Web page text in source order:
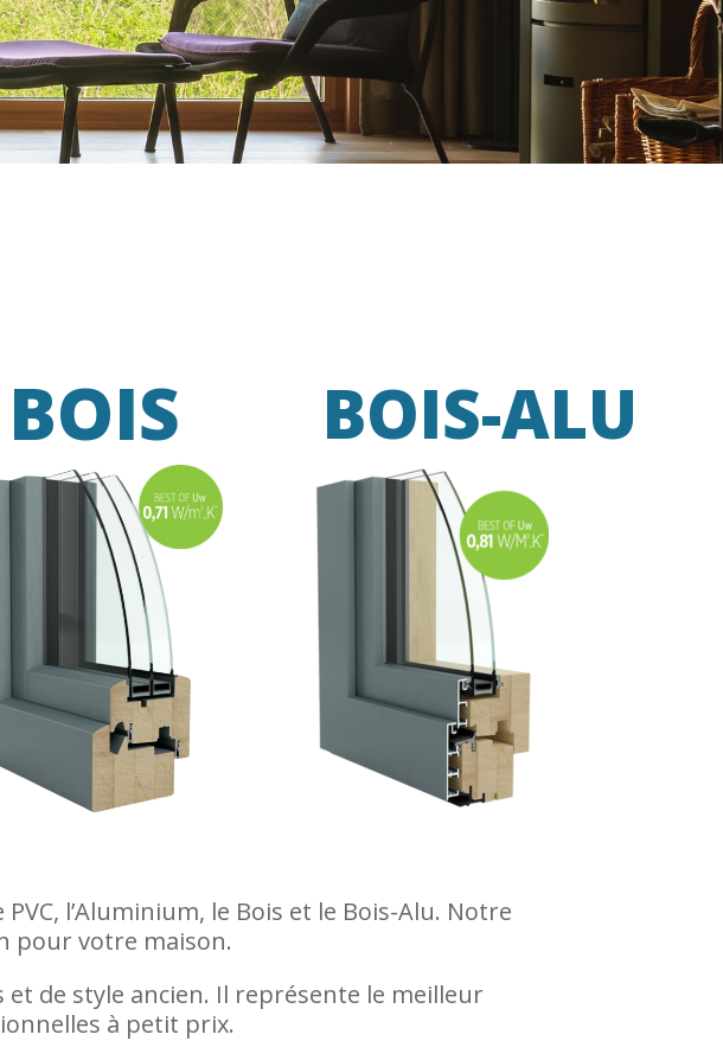
BOIS BOIS-ALU
l’Aluminium, le Bois et le Bois-Alu. Notre
pour votre maison.
de style ancien. Il représente le meilleur
à petit prix.